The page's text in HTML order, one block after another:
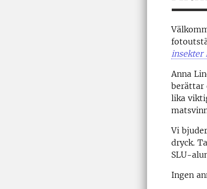
insekter
Anna
berättar
lika
Vi
dryck.
SLU-
Ingen